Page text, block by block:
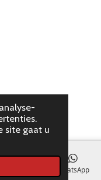
site gaat u
WhatsApp